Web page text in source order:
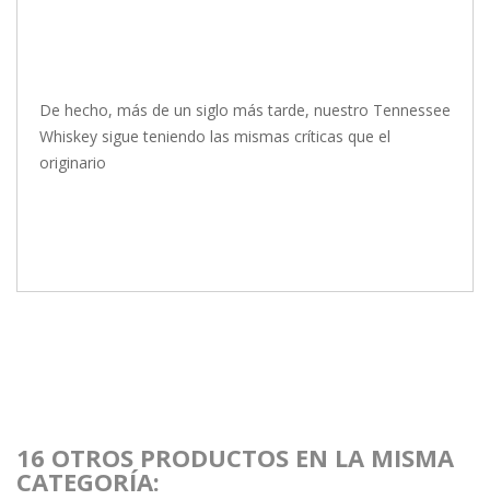
De hecho, más de un siglo más tarde, nuestro Tennessee
Whiskey sigue teniendo las mismas críticas que el
originario
16 OTROS PRODUCTOS EN LA MISMA
CATEGORÍA: